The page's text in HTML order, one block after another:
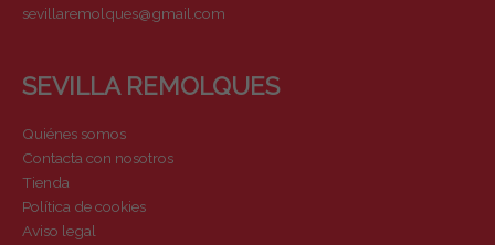
sevillaremolques@gmail.com
SEVILLA REMOLQUES
Quiénes somos
Contacta con nosotros
Tienda
Política de cookies
Aviso legal